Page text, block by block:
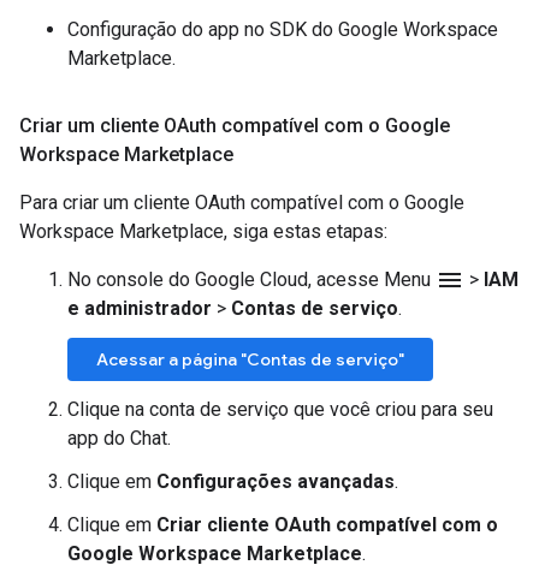
Configuração do app no SDK do Google Workspace
Marketplace.
Criar um cliente OAuth compatível com o Google
Workspace Marketplace
Para criar um cliente OAuth compatível com o Google
Workspace Marketplace, siga estas etapas:
No console do Google Cloud, acesse Menu menu > IAM
e administrador > Contas de serviço.
Acessar a página "Contas de serviço"
Clique na conta de serviço que você criou para seu
app do Chat.
Clique em Configurações avançadas.
Clique em Criar cliente OAuth compatível com o
Google Workspace Marketplace.